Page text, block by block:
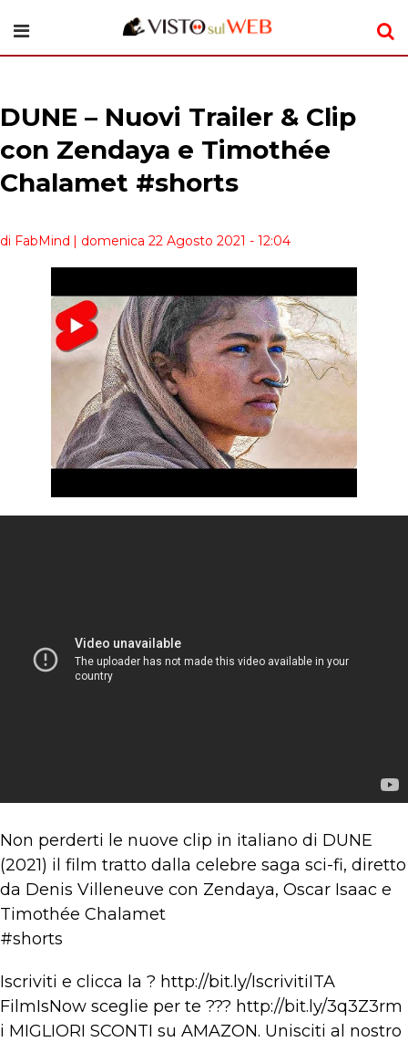
DUNE – Nuovi Trailer & Clip
con Zendaya e Timothée
Chalamet #shorts
di FabMind | domenica 22 Agosto 2021 - 12:04
Non perderti le nuove clip in italiano di DUNE
(2021) il film tratto dalla celebre saga sci-fi, diretto
da Denis Villeneuve con Zendaya, Oscar Isaac e
Timothée Chalamet
#shorts
Iscriviti e clicca la ? http://bit.ly/IscrivitiITA​
FilmIsNow sceglie per te ??? http://bit.ly/3q3Z3rm​​
i MIGLIORI SCONTI su AMAZON. Unisciti al nostro